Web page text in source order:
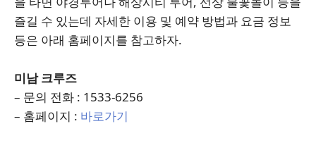
즐길 수 있는데 자세한 이용 및 예약 방법과 요금 정보
등은 아래 홈페이지를 참고하자.
미남 크루즈
– 문의 전화 : 1533-6256
– 홈페이지 : 바로가기